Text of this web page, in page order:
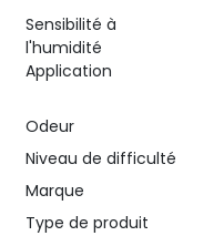
Sensibilité à
l'humidité
Application
Odeur
Niveau de difficulté
Marque
Type de produit